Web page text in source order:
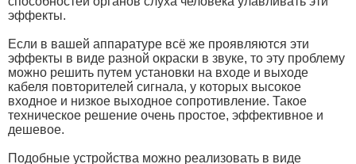
эффекты.
Если в вашей аппаратуре всё же проявляются эти
эффекты в виде разной окраски в звуке, то эту проблему
можно решить путем установки на входе и выходе
кабеля повторителей сигнала, у которых высокое
входное и низкое выходное сопротивление. Такое
техническое решение очень простое, эффективное и
дешевое.
Подобные устройства можно реализовать в виде